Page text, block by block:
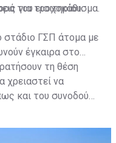
του εισιτηρίου.
για τροχοκάθισμα.
στάδιο ΓΣΠ άτομα με
έγκαιρα στο
τη θέση
χρειαστεί να
και του συνοδού
αυτοκινήτου,